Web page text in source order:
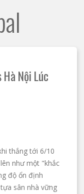
Nội Lúc
thắng tới 6/10
như một "khắc
độ ổn định
sân nhà vững